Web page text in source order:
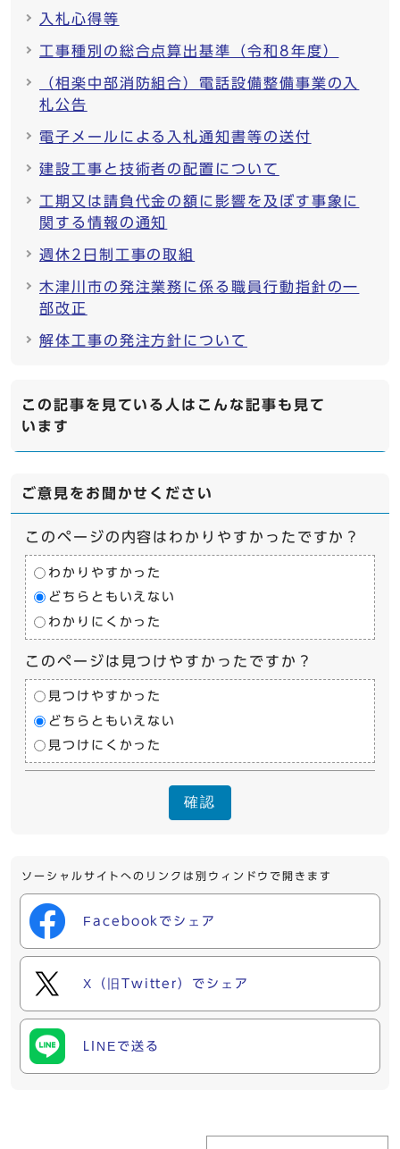
入札心得等
工事種別の総合点算出基準（令和8年度）
（相楽中部消防組合）電話設備整備事業の入
札公告
電子メールによる入札通知書等の送付
建設工事と技術者の配置について
工期又は請負代金の額に影響を及ぼす事象に
関する情報の通知
週休2日制工事の取組
木津川市の発注業務に係る職員行動指針の一
部改正
解体工事の発注方針について
この記事を見ている人はこんな記事も見て
います
ご意見をお聞かせください
このページの内容はわかりやすかったですか？
わかりやすかった
どちらともいえない
わかりにくかった
このページは見つけやすかったですか？
見つけやすかった
どちらともいえない
見つけにくかった
確認
ソーシャルサイトへのリンクは別ウィンドウで開きます
Facebookでシェア
X（旧Twitter）でシェア
LINEで送る